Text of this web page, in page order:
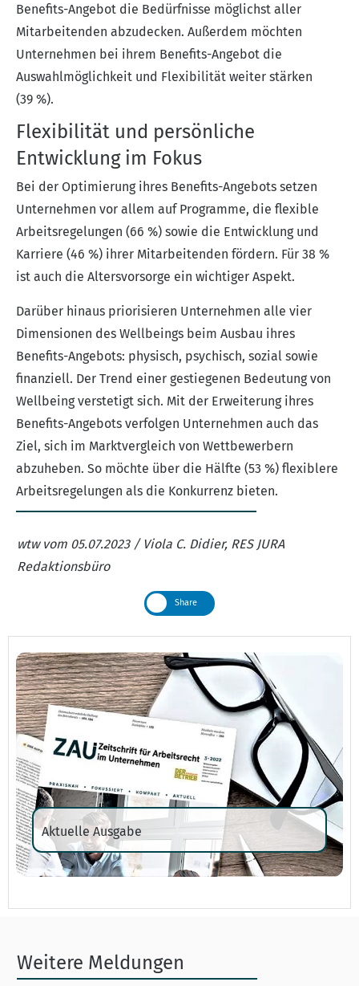
Benefits-Angebot die Bedürfnisse möglichst aller
Mitarbeitenden abzudecken. Außerdem möchten
Unternehmen bei ihrem Benefits-Angebot die
Auswahlmöglichkeit und Flexibilität weiter stärken
(39 %).
Flexibilität und persönliche
Entwicklung im Fokus
Bei der Optimierung ihres Benefits-Angebots setzen
Unternehmen vor allem auf Programme, die flexible
Arbeitsregelungen (66 %) sowie die Entwicklung und
Karriere (46 %) ihrer Mitarbeitenden fördern. Für 38 %
ist auch die Altersvorsorge ein wichtiger Aspekt.
Darüber hinaus priorisieren Unternehmen alle vier
Dimensionen des Wellbeings beim Ausbau ihres
Benefits-Angebots: physisch, psychisch, sozial sowie
finanziell. Der Trend einer gestiegenen Bedeutung von
Wellbeing verstetigt sich. Mit der Erweiterung ihres
Benefits-Angebots verfolgen Unternehmen auch das
Ziel, sich im Marktvergleich von Wettbewerbern
abzuheben. So möchte über die Hälfte (53 %) flexiblere
Arbeitsregelungen als die Konkurrenz bieten.
wtw vom 05.07.2023 / Viola C. Didier, RES JURA
Redaktionsbüro
Share
Aktuelle Ausgabe
Weitere Meldungen